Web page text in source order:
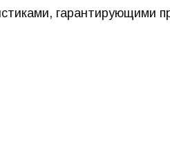
гарантирующими